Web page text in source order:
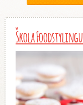
Škola Foodstylingu